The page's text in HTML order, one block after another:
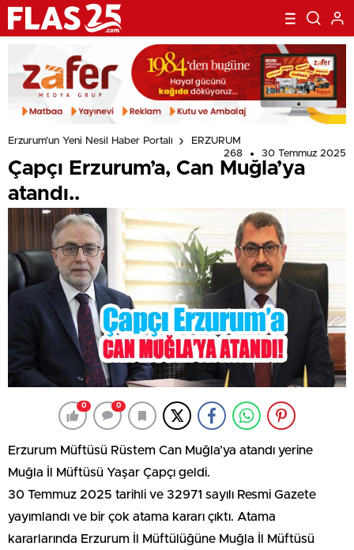
Erzurum'un Yeni Nesil Haber Portalı
ERZURUM
268
30 Temmuz 2025
Çapçı Erzurum’a, Can Muğla’ya
atandı..
0 0
Erzurum Müftüsü Rüstem Can Muğla’ya atandı yerine
Muğla İl Müftüsü Yaşar Çapçı geldi.
30 Temmuz 2025 tarihli ve 32971 sayılı Resmi Gazete
yayımlandı ve bir çok atama kararı çıktı. Atama
kararlarında Erzurum İl Müftülüğüne Muğla İl Müftüsü